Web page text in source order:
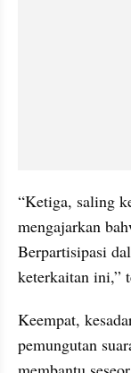
“Ketiga, saling
mengajarkan
Berpartisipasi
keterkaitan ini,”
Keempat,
pemungutan